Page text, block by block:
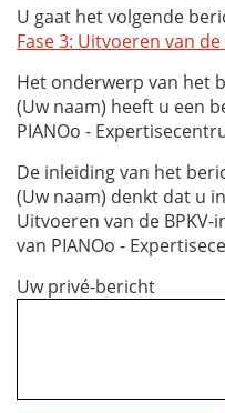
U gaat het volgende
Fase 3: Uitvoeren van
Het onderwerp van het
(Uw naam) heeft u een
PIANOo -
De inleiding van het
(Uw naam) denkt dat u
Uitvoeren van de
van PIANOo -
Uw privé-bericht